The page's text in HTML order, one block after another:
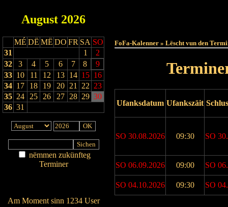
August 2026
MÉ DË MË DO FR SA SO
31
1
2
32
3 4 5 6 7 8
9
33 10 11 12 13 14 15 16
34 17 18 19 20 21 22 23
35 24 25 26 27 28 29 30
36 31
nëmmen zukünfteg
Terminer
Am Moment sinn 1234 User
FoFa-Kalenner » Lëscht vun den
Ufanksdatum Ufankszäit
SO 30.08.2026 09:30 SO
SO 06.09.2026 09:00 SO
SO 04.10.2026 09:30 SO